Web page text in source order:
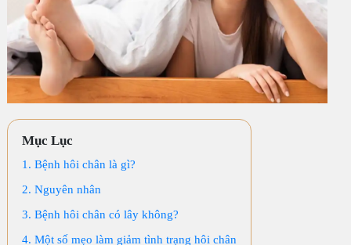
Mục Lục
1. Bệnh hôi chân là gì?
2. Nguyên nhân
3. Bệnh hôi chân có lây không?
4. Một số mẹo làm giảm tình trạng hôi chân